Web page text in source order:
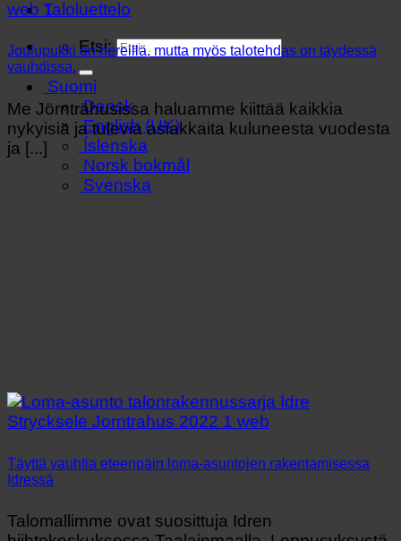
Taloluettelo
Etsi:
Suomi
Dansk
English (UK)
Íslenska
Norsk bokmål
Svenska
Joulupukki on hereillä, mutta myös talotehdas on täydessä
vauhdissa.
Me Jörnträhusissa haluamme kiittää kaikkia
nykyisiä ja tulevia asiakkaita kuluneesta vuodesta
ja [...]
Täyttä vauhtia eteenpäin loma-asuntojen rakentamisessa
Idressä
Talomallimme ovat suosittuja Idren